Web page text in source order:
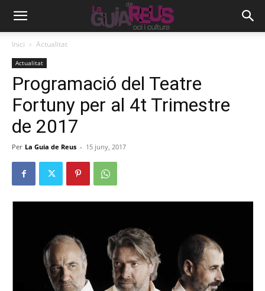
Inici Actualitat
Actualitat
Programació del Teatre
Fortuny per al 4t Trimestre
de 2017
Per La Guia de Reus - 15 juny, 2017